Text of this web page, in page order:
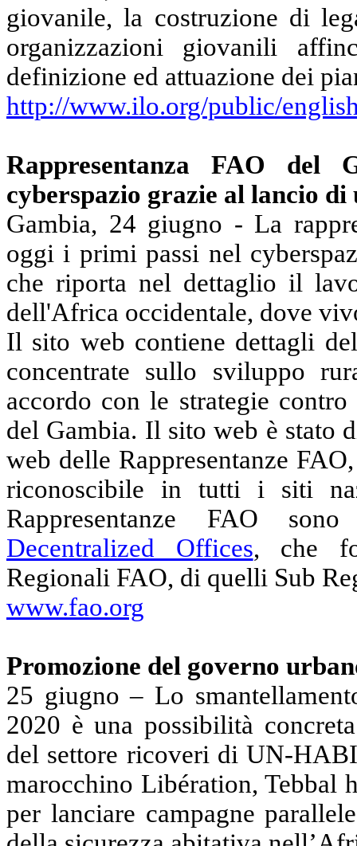
giovanile, la costruzione di
organizzazioni giovanili
definizione ed attuazione dei
http://www.ilo.org/public/
Rappresentanza FAO
cyberspazio grazie al lancio di
Gambia, 24 giugno - La
oggi i primi passi nel
che riporta nel dettaglio il
dell'Africa occidentale, dove
Il sito web contiene dettagli
concentrate sullo sviluppo
accordo con le strategie
del Gambia. Il sito web è stato
web delle Rappresentanze
riconoscibile in tutti i siti
Rappresentanze FAO
Decentralized Offices, che
Regionali FAO, di quelli Sub
www.fao.org
Promozione del governo
25 giugno – Lo
2020 è una possibilità
del settore ricoveri di UN-
marocchino Libération, Tebbal
per lanciare campagne